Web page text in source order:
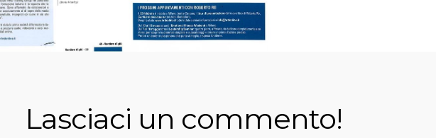
Lasciaci un commento!